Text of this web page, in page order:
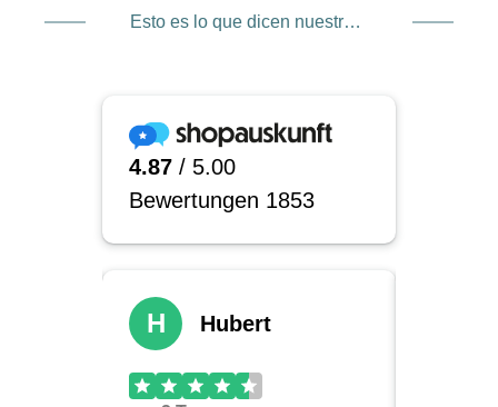
Esto es lo que dicen nuestros clientes